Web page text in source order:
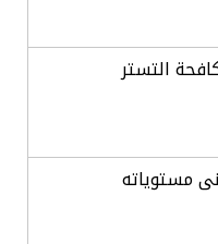
التستر
مستوياته